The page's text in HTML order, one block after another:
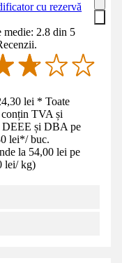
cu rezervă
medie: 2.8 din 5
lei * Toate
TVA și
DEEE și DBA pe
lei*/ buc.
la 54,00 lei pe
lei/ kg)